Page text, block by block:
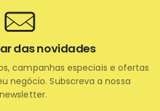
das novidades
campanhas especiais e ofertas
negócio. Subscreva a nossa
newsletter.